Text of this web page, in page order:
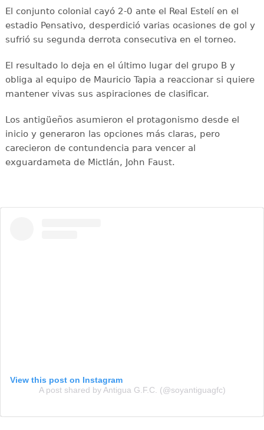
El conjunto colonial cayó 2-0 ante el Real Estelí en el
estadio Pensativo, desperdició varias ocasiones de gol y
sufrió su segunda derrota consecutiva en el torneo.
El resultado lo deja en el último lugar del grupo B y
obliga al equipo de Mauricio Tapia a reaccionar si quiere
mantener vivas sus aspiraciones de clasificar.
Los antigüeños asumieron el protagonismo desde el
inicio y generaron las opciones más claras, pero
carecieron de contundencia para vencer al
exguardameta de Mictlán, John Faust.
View this post on Instagram
A post shared by Antigua G.F.C. (@soyantiguagfc)